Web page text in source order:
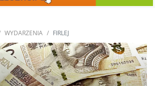
WYDARZENIA FIRLEJ